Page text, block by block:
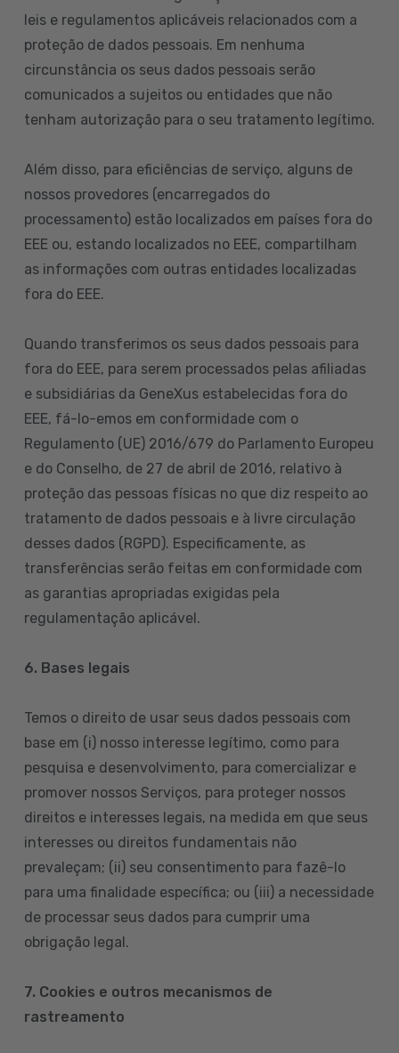
leis e regulamentos aplicáveis relacionados com a
proteção de dados pessoais. Em nenhuma
circunstância os seus dados pessoais serão
comunicados a sujeitos ou entidades que não
tenham autorização para o seu tratamento legítimo.
Além disso, para eficiências de serviço, alguns de
nossos provedores (encarregados do
processamento) estão localizados em países fora do
EEE ou, estando localizados no EEE, compartilham
as informações com outras entidades localizadas
fora do EEE.
Quando transferimos os seus dados pessoais para
fora do EEE, para serem processados pelas afiliadas
e subsidiárias da GeneXus estabelecidas fora do
EEE, fá-lo-emos em conformidade com o
Regulamento (UE) 2016/679 do Parlamento Europeu
e do Conselho, de 27 de abril de 2016, relativo à
proteção das pessoas físicas no que diz respeito ao
tratamento de dados pessoais e à livre circulação
desses dados (RGPD). Especificamente, as
transferências serão feitas em conformidade com
as garantias apropriadas exigidas pela
regulamentação aplicável.
6. Bases legais
Temos o direito de usar seus dados pessoais com
base em (i) nosso interesse legítimo, como para
pesquisa e desenvolvimento, para comercializar e
promover nossos Serviços, para proteger nossos
direitos e interesses legais, na medida em que seus
interesses ou direitos fundamentais não
prevaleçam; (ii) seu consentimento para fazê-lo
para uma finalidade específica; ou (iii) a necessidade
de processar seus dados para cumprir uma
obrigação legal.
7. Cookies e outros mecanismos de
rastreamento